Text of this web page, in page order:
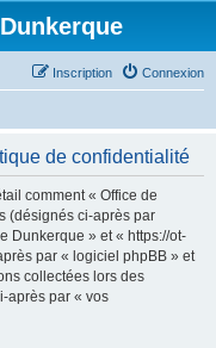
Connexion
Inscription
de confidentialité
comment « Office de
(désignés ci-après par
Dunkerque » et « https://ot-
par « logiciel phpBB » et
collectées lors des
après par « vos